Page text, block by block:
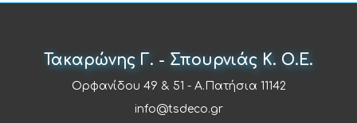
Τακαρώνης Γ. - Σπουρνιάς Κ. Ο.Ε.
Ορφανίδου 49 & 51 - Α.Πατήσια 11142
info@tsdeco.gr